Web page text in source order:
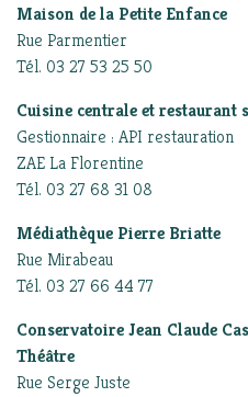
Maison de la Petite Enfance
Rue Parmentier
Tél. 03 27 53 25 50
Cuisine centrale et restaurant
Gestionnaire : API restauration
ZAE La Florentine
Tél. 03 27 68 31 08
Médiathèque Pierre Briatte
Rue Mirabeau
Tél. 03 27 66 44 77
Conservatoire Jean Claude
Théâtre
Rue Serge Juste